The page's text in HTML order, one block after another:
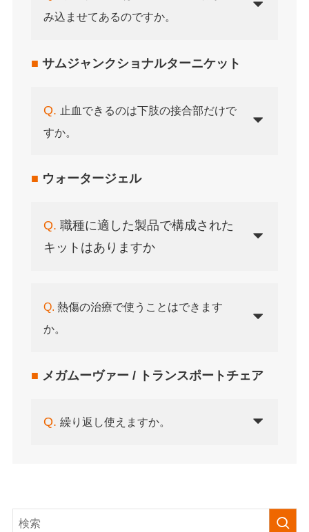
み込ませてあるのですか。
■ サムジャンクショナルターニケット
Q. 止血できるのは下肢の接合部だけで
すか。
■ ウォータージェル
Q. 職種に適した製品で構成された
キットはありますか
Q. 熱傷の治療で使うことはできます
か。
■ メガムーヴァー / トランスポートチェア
Q. 繰り返し使えますか。